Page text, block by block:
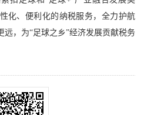
化、便利化的纳税服务，全力护航
远，为“足球之乡”经济发展贡献税务